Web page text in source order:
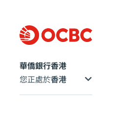
華僑銀行香港
您正處於